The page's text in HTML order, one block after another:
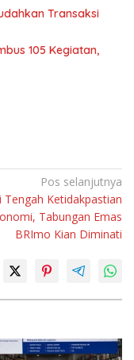
Transaksi
105 Kegiatan,
Pos selanjutnya
Tengah Ketidakpastian
Tabungan Emas
BRImo Kian Diminati